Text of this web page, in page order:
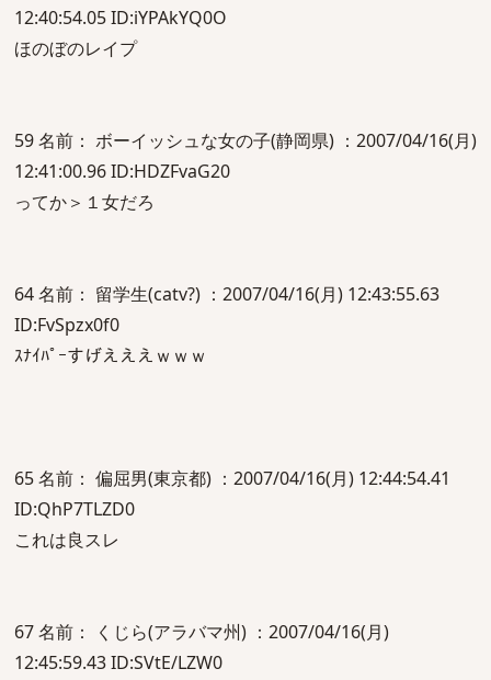
12:40:54.05 ID:iYPAkYQ0O
ほのぼのレイプ
59 名前： ボーイッシュな女の子(静岡県) ：2007/04/16(月)
12:41:00.96 ID:HDZFvaG20
ってか＞１女だろ
64 名前： 留学生(catv?) ：2007/04/16(月) 12:43:55.63
ID:FvSpzx0f0
ｽﾅｲﾊﾟｰすげえええｗｗｗ
65 名前： 偏屈男(東京都) ：2007/04/16(月) 12:44:54.41
ID:QhP7TLZD0
これは良スレ
67 名前： くじら(アラバマ州) ：2007/04/16(月)
12:45:59.43 ID:SVtE/LZW0